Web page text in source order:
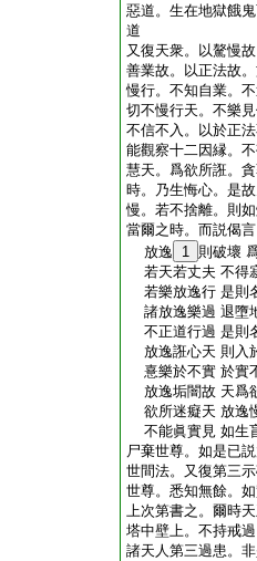
惡道。生在地獄餓
道
又復天衆。以驁慢
善業故。以正法故
慢行。不知自業。
切不慢行天。不樂
不信不入。以於正
能觀察十二因縁。
慧天。爲欲所誑。
時。乃生悔心。是
慢。若不捨離。則
當爾之時。而説偈言
放逸
1 則破壞
若天若丈夫 不得
若樂放逸行 是則
諸放逸樂過 退墮
不正道行過 是則
放逸誑心天 則入
憙樂於不實 於實
放逸垢闇故 天爲
欲所迷癡天 放逸
不能眞實見 如生
尸棄世尊。如是已
世間法。又復第三
世尊。悉知無餘。
上次第書之。爾時
塔中壁上。不持戒
諸天人第三過患。